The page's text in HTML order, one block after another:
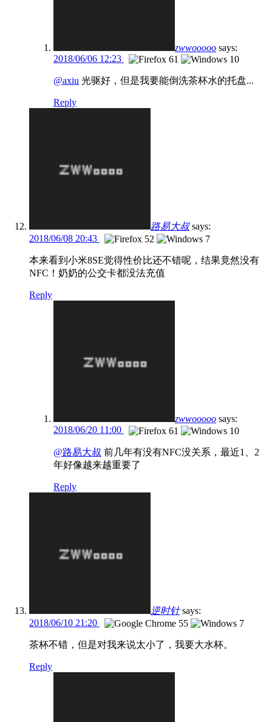
zwwooooo says:
2018/06/06 12:23
@axiu 光驱好，但是我要能倒洗茶杯水的托盘...
Reply
路易大叔 says:
2018/06/08 20:43
本来看到小米8SE觉得性价比还不错呢，结果竟然没有
NFC！奶奶的公交卡都没法充值
Reply
zwwooooo says:
2018/06/20 11:00
@路易大叔 前几年有没有NFC没关系，最近1、2
年好像越来越重要了
Reply
逆时针 says:
2018/06/10 21:20
茶杯不错，但是对我来说太小了，我要大水杯。
Reply